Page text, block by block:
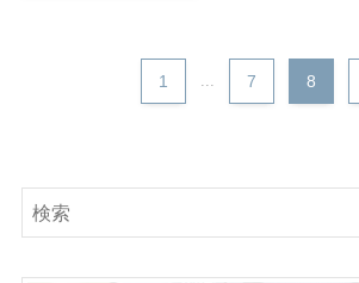
1 7 8